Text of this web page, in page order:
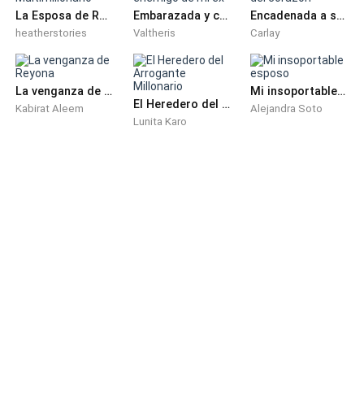
La Esposa de Reemplazo del Multimillonario
heatherstories
Embarazada y casada con el enemigo de mi ex
Valtheris
Encadenada a su odio, ataduras del corazón
Carlay
La venganza de Reyona
Kabirat Aleem El Heredero del Arrogante Millonario
Lunita Karo
Mi insoportable esposo
Alejandra Soto